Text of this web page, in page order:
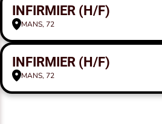
INFIRMIER (H/F)
MANS, 72
INFIRMIER (H/F)
MANS, 72